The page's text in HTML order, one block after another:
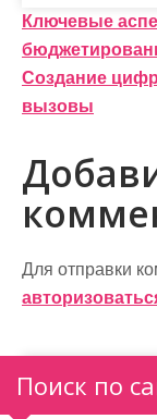
Н
а
в
и
г
а
ц
и
я
п
Ключевые
Создание
вызовы
Для отправки
Поиск по